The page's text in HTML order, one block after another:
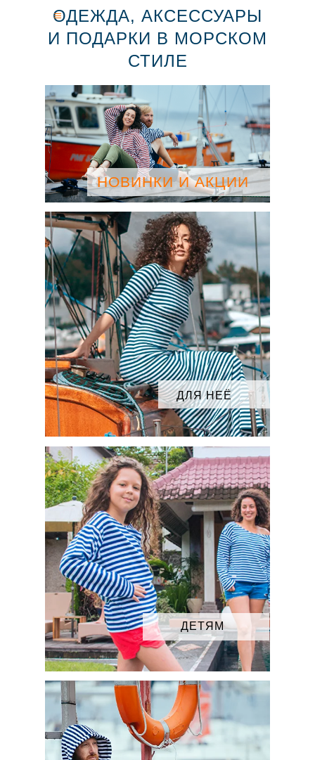
ДЛЯ НЕЁ
ДЕТЯМ
НОВИНКИ И АКЦИИ
ОДЕЖДА, АКСЕССУАРЫ
И ПОДАРКИ В МОРСКОМ
СТИЛЕ